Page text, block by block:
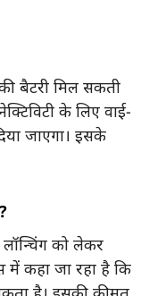
बैटरी मिल सकती
के लिए वाई-
जाएगा। इसके
को लेकर
में कहा जा रहा है कि